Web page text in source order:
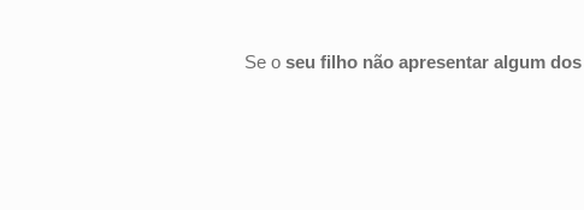
Se o seu filho não apresentar algum